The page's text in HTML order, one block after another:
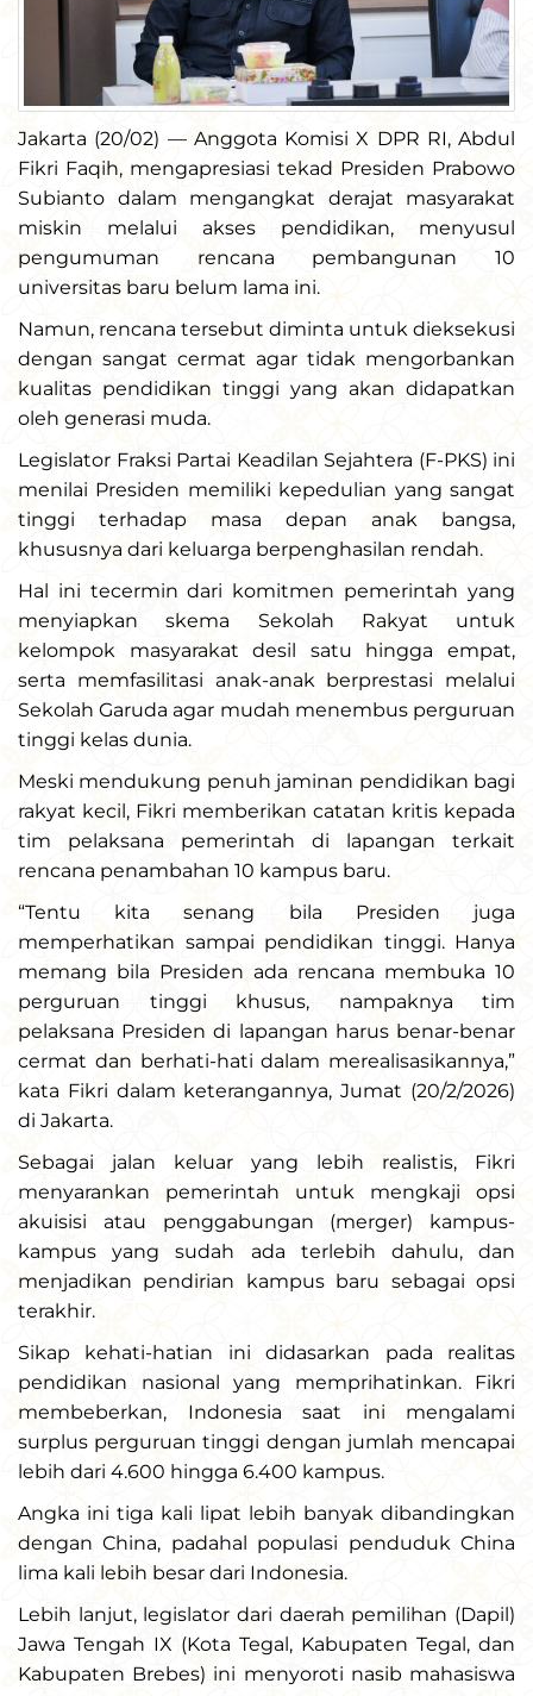
Jakarta (20/02) — Anggota Komisi X DPR RI, Abdul
Fikri Faqih, mengapresiasi tekad Presiden Prabowo
Subianto dalam mengangkat derajat masyarakat
miskin melalui akses pendidikan, menyusul
pengumuman rencana pembangunan 10
universitas baru belum lama ini.
Namun, rencana tersebut diminta untuk dieksekusi
dengan sangat cermat agar tidak mengorbankan
kualitas pendidikan tinggi yang akan didapatkan
oleh generasi muda.
Legislator Fraksi Partai Keadilan Sejahtera (F-PKS) ini
menilai Presiden memiliki kepedulian yang sangat
tinggi terhadap masa depan anak bangsa,
khususnya dari keluarga berpenghasilan rendah.
Hal ini tecermin dari komitmen pemerintah yang
menyiapkan skema Sekolah Rakyat untuk
kelompok masyarakat desil satu hingga empat,
serta memfasilitasi anak-anak berprestasi melalui
Sekolah Garuda agar mudah menembus perguruan
tinggi kelas dunia.
Meski mendukung penuh jaminan pendidikan bagi
rakyat kecil, Fikri memberikan catatan kritis kepada
tim pelaksana pemerintah di lapangan terkait
rencana penambahan 10 kampus baru.
“Tentu kita senang bila Presiden juga
memperhatikan sampai pendidikan tinggi. Hanya
memang bila Presiden ada rencana membuka 10
perguruan tinggi khusus, nampaknya tim
pelaksana Presiden di lapangan harus benar-benar
cermat dan berhati-hati dalam merealisasikannya,”
kata Fikri dalam keterangannya, Jumat (20/2/2026)
di Jakarta.
Sebagai jalan keluar yang lebih realistis, Fikri
menyarankan pemerintah untuk mengkaji opsi
akuisisi atau penggabungan (merger) kampus-
kampus yang sudah ada terlebih dahulu, dan
menjadikan pendirian kampus baru sebagai opsi
terakhir.
Sikap kehati-hatian ini didasarkan pada realitas
pendidikan nasional yang memprihatinkan. Fikri
membeberkan, Indonesia saat ini mengalami
surplus perguruan tinggi dengan jumlah mencapai
lebih dari 4.600 hingga 6.400 kampus.
Angka ini tiga kali lipat lebih banyak dibandingkan
dengan China, padahal populasi penduduk China
lima kali lebih besar dari Indonesia.
Lebih lanjut, legislator dari daerah pemilihan (Dapil)
Jawa Tengah IX (Kota Tegal, Kabupaten Tegal, dan
Kabupaten Brebes) ini menyoroti nasib mahasiswa